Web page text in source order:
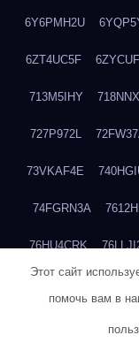
6Y6PMH2U
6ZT4UC5F
713M5IHY
727P972L
73VKAF4E
74FGRN3A
76HU4CRK
Этот сайт
помочь вам в